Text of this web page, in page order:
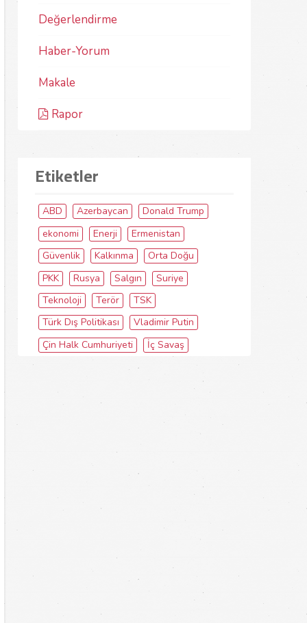
Değerlendirme
Haber-Yorum
Makale
Rapor
Etiketler
ABD Azerbaycan
Donald Trump
ekonomi
Enerji
Ermenistan
Güvenlik
Kalkınma
Orta Doğu
PKK
Rusya Salgın
Suriye
Teknoloji
Terör
TSK
Türk Dış Politikası
Vladimir Putin
Çin Halk Cumhuriyeti
İç Savaş